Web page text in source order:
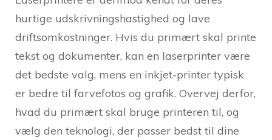
hurtige udskrivningshastighed og lave
driftsomkostninger. Hvis du primært skal printe
tekst og dokumenter, kan en laserprinter være
det bedste valg, mens en inkjet-printer typisk
er bedre til farvefotos og grafik. Overvej derfor,
hvad du primært skal bruge printeren til, og
vælg den teknologi, der passer bedst til dine